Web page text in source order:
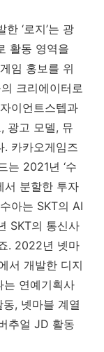
‘로지’는 광
활동 영역을
임 홍보를 위
크리에이터로
이언트스텝과
광고 모델, 뮤
. 카카오게임즈
는 2021년 ‘수
서 분할한 투자
아는 SKT의 AI
SKT의 통신사
. 2022년 넷마
서 개발한 디지
는 연예기획사
, 넷마블 계열
추얼 JD 활동